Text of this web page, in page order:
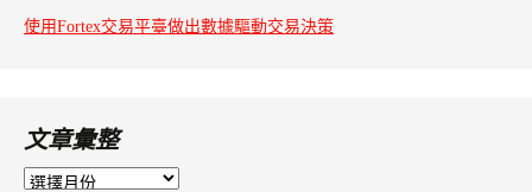
使用Fortex交易平臺做出數據驅動交易決策
文章彙整
文